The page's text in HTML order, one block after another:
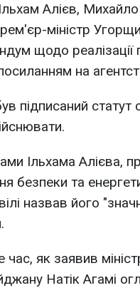
Ільхам Алієв,
міністр
щодо реалізації
на
підписаний статут
Ільхама Алієва,
безпеки та
назвав його
як заявив
Натік Агамі